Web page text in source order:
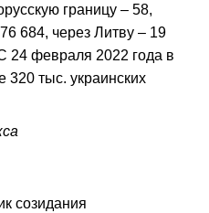
границу – 58,
684, через Литву – 19
24 февраля 2022 года в
тыс. украинских
созидания